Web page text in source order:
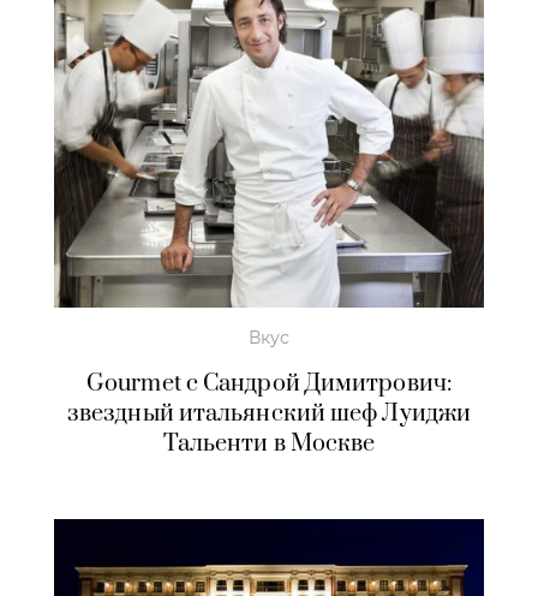
Вкус
Gourmet с Сандрой Димитрович:
звездный итальянский шеф Луиджи
Тальенти в Москве